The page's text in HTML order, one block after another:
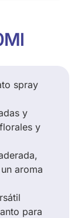
spray
y
y
aroma
para